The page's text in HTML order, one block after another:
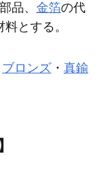
品、 金箔の代
とする。
ブロンズ ・ 真鍮